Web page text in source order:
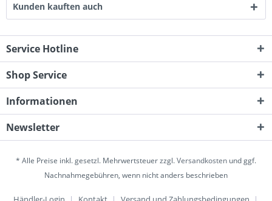
Kunden kauften auch
Service Hotline
Shop Service
Informationen
Newsletter
* Alle Preise inkl. gesetzl. Mehrwertsteuer zzgl.Versandkosten und ggf.
Nachnahmegebühren, wenn nicht anders beschrieben